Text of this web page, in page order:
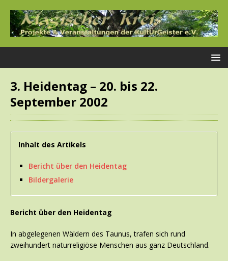
3. Heidentag – 20. bis 22.
September 2002
Inhalt des Artikels
Bericht über den Heidentag
Bildergalerie
Bericht über den Heidentag
In abgelegenen Wäldern des Taunus, trafen sich rund
zweihundert naturreligiöse Menschen aus ganz Deutschland.